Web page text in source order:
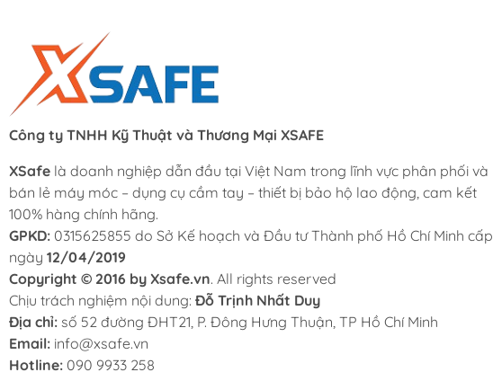
Công ty TNHH Kỹ Thuật và Thương Mại XSAFE
XSafe là doanh nghiệp dẫn đầu tại Việt Nam trong lĩnh vực phân phối và
bán lẻ máy móc – dụng cụ cầm tay – thiết bị bảo hộ lao động, cam kết
100% hàng chính hãng.
GPKD: 0315625855 do Sở Kế hoạch và Đầu tư Thành phố Hồ Chí Minh cấp
ngày 12/04/2019
Copyright © 2016 by Xsafe.vn. All rights reserved
Chịu trách nghiệm nội dung: Đỗ Trịnh Nhất Duy
Địa chỉ: số 52 đường ĐHT21, P. Đông Hưng Thuận, TP Hồ Chí Minh
Email: info@xsafe.vn
Hotline: 090 9933 258